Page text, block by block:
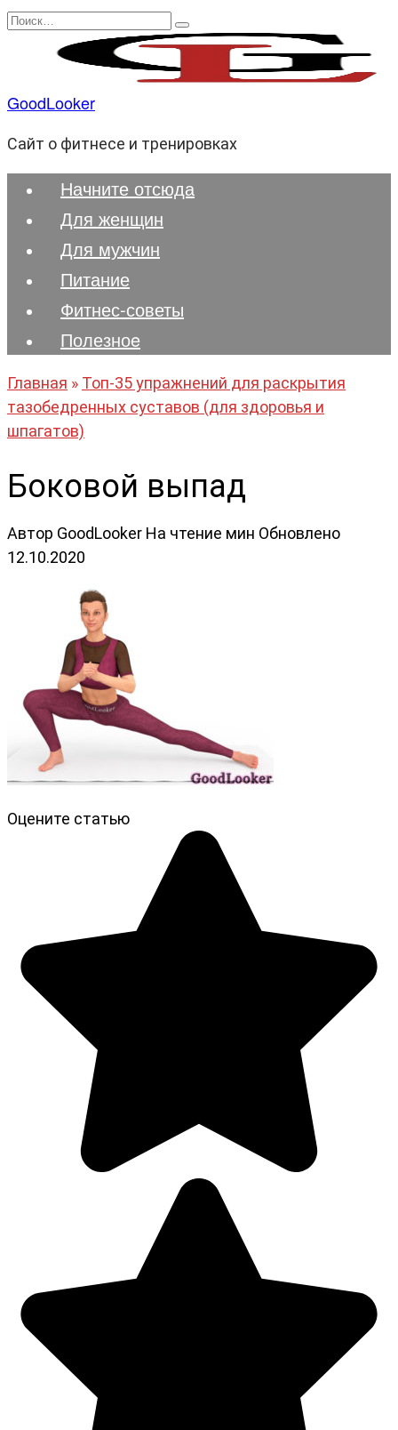
Перейти
содержанию
Search
GoodLooker
Сайт о фитнесе и тренировках
Начните отсюда
Для женщин
Для мужчин
Питание
Фитнес-советы
Полезноe
Главная » Топ-35 упражнений для раскрытия
тазобедренных суставов (для здоровья и
шпагатов)
Боковой выпад
Автор GoodLooker На чтение мин Обновлено
12.10.2020
Оцените статью